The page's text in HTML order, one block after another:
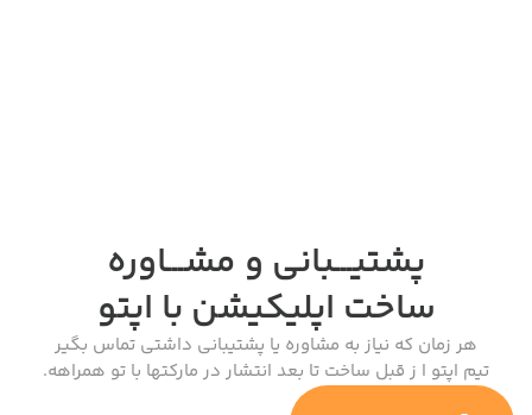
پشتیـــبانی و مشـــاوره
ساخت اپلیکیشن با اپتو
هر زمان که نیاز به مشاوره یا پشتیبانی داشتی تماس بگیر
تیم اپتو ا ز قبل ساخت تا بعد انتشار در مارکتها با تو همراهه.